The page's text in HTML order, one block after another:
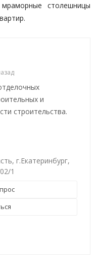
столешницы
и
строительства.
г.Екатеринбург,
1